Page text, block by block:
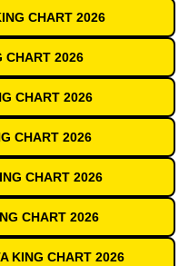
CHART 2026
CHART 2026
CHART 2026
CHART 2026
CHART 2026
CHART 2026
KING CHART 2026